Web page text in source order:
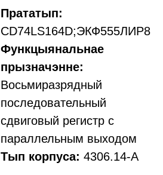
Прататып:
CD74LS164D;ЭКФ555ЛИР8
Функцыянальнае
прызначэнне:
Восьмиразрядный
последовательный
сдвиговый регистр с
параллельным выходом
Тып корпуса: 4306.14-А